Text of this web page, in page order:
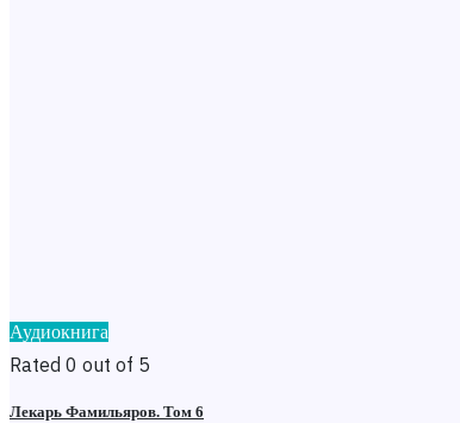
Аудиокнига
Rated 0 out of 5
Лекарь Фамильяров. Том 6